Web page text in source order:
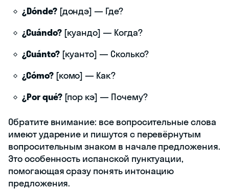
¿Dónde?[дондэ] — Где?
¿Cuándo?[куандо] — Когда?
¿Cuánto?[куанто] — Сколько?
¿Cómo?[комо] — Как?
¿Por qué?[пор кэ] — Почему?
Обратите внимание: все вопросительные слова
имеют ударение и пишутся с перевёрнутым
вопросительным знаком в начале предложения.
Это особенность испанской пунктуации,
помогающая сразу понять интонацию
предложения.